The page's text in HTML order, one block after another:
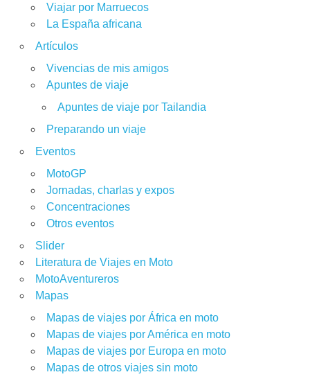
Viajar por Marruecos
La España africana
Artículos
Vivencias de mis amigos
Apuntes de viaje
Apuntes de viaje por Tailandia
Preparando un viaje
Eventos
MotoGP
Jornadas, charlas y expos
Concentraciones
Otros eventos
Slider
Literatura de Viajes en Moto
MotoAventureros
Mapas
Mapas de viajes por África en moto
Mapas de viajes por América en moto
Mapas de viajes por Europa en moto
Mapas de otros viajes sin moto